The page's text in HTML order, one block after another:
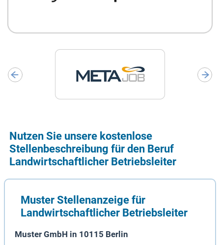
Nutzen Sie unsere kostenlose
Stellenbeschreibung für den Beruf
Landwirtschaftlicher Betriebsleiter
Muster Stellenanzeige für
Landwirtschaftlicher Betriebsleiter
Muster GmbH in 10115 Berlin